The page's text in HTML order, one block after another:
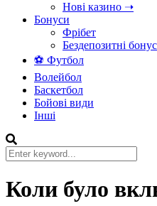
Нові казино ➝
Бонуси
Фрібет
Бездепозитні
⚽ Футбол
Волейбол
Баскетбол
Бойові види
Інші
Коли було